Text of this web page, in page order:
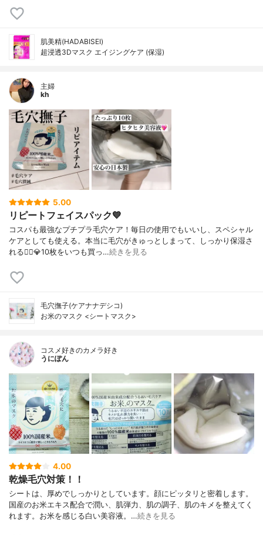
肌美精(HADABISEI)
超浸透3Dマスク エイジングケア (保湿)
主婦
kh
5.00
リピートフェイスパック💙
コスパも最強なプチプラ毛穴ケア！毎日の使用でもいいし、スペシャル
ケアとしても使える。本当に毛穴がきゅっとしまって、しっかり保湿さ
れる🙆‍♀️💎10枚をいつも買っ…続きを見る
毛穴撫子(ケアナナデシコ)
お米のマスク <シートマスク>
コスメ好きのカメラ好き
うにぽん
4.00
乾燥毛穴対策！！
シートは、厚めでしっかりとしています。顔にピッタリと密着します。
国産のお米エキス配合で潤い、肌弾力、肌の調子、肌のキメを整えてく
れます。お米を感じる白い美容液。…続きを見る